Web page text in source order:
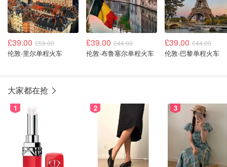
£39.00 £59.00
伦敦-里尔单程火车
£39.00 £44.00
伦敦-布鲁塞尔单程火车
£39.00 £44.00
伦敦-巴黎单程火车
大家都在抢
1 2 3